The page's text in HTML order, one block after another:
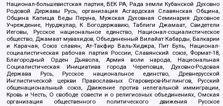
Национал-большевистская партия, ВЕК РА, Рада земли Кубанской Духовно
Родовой Державы Русь, организация Асгардская Славянская Община,
Община Капища Веды Перуна, Мужская Духовная Семинария Духовное
Учреждение, Нурджулар, К Богодержавию, Таблиги Джамаат, Свидетели
Иеговы, Русское национальное единство, Национал-социалистическое
общество, Джамаат мувахидов, Объединенный Вилайат Кабарды, Балкарии
и Карачая, Союз славян, Ат-Такфир Валь-Хиджра, Пит Буль, Национал-
социалистическая рабочая партия России, Славянский союз, Формат-18,
Благородный Орден Дьявола, Армия воли народа, Национальная
Социалистическая Инициатива города Череповца, Духовно-Родовая
Держава Русь, Русское национальное единство, Древнерусской
Инглистической церкви Православных Староверов-Инглингов, Русский
общенациональный союз, Движение против нелегальной иммиграции,
Кровь и Честь, О свободе совести и о религиозных объединениях, Омская
организация общественного политического движения Русское